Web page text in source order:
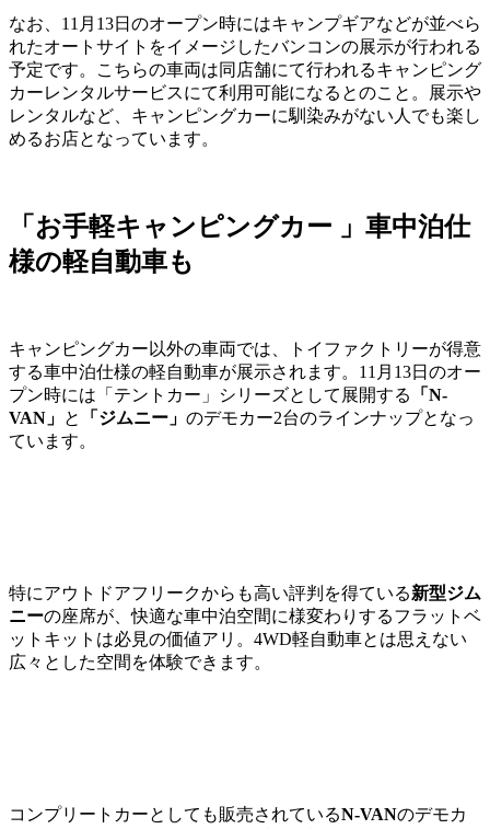
なお、11月13日のオープン時にはキャンプギアなどが並べら
れたオートサイトをイメージしたバンコンの展示が行われる
予定です。こちらの車両は同店舗にて行われるキャンピング
カーレンタルサービスにて利用可能になるとのこと。展示や
レンタルなど、キャンピングカーに馴染みがない人でも楽し
めるお店となっています。
「お手軽キャンピングカー 」車中泊仕
様の軽自動車も
キャンピングカー以外の車両では、トイファクトリーが得意
する車中泊仕様の軽自動車が展示されます。11月13日のオー
プン時には「テントカー」シリーズとして展開する
「N-
VAN」 と 「ジムニー」 のデモカー2台のラインナップとなっ
ています。
特にアウトドアフリークからも高い評判を得ている新型ジム
ニーの座席が、快適な車中泊空間に様変わりするフラットベ
ットキットは必見の価値アリ。4WD軽自動車とは思えない
広々とした空間を体験できます。
コンプリートカーとしても販売されているN-VANのデモカ